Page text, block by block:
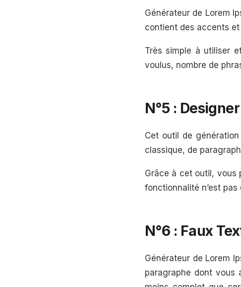
Générateur de Lorem
contient des accents
Très simple à utiliser
voulus, nombre de
N°5 :
Cet outil de
classique, de
Grâce à cet outil, vous
fonctionnalité n’est
N°6 : Faux
Générateur de Lorem
paragraphe dont vous